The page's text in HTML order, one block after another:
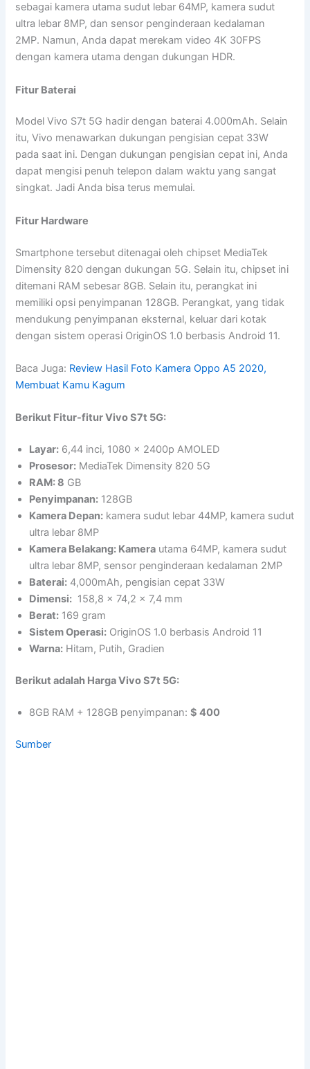
sebagai kamera utama sudut lebar 64MP, kamera sudut
ultra lebar 8MP, dan sensor penginderaan kedalaman
2MP. Namun, Anda dapat merekam video 4K 30FPS
dengan kamera utama dengan dukungan HDR.
Fitur Baterai
Model Vivo S7t 5G hadir dengan baterai 4.000mAh. Selain
itu, Vivo menawarkan dukungan pengisian cepat 33W
pada saat ini. Dengan dukungan pengisian cepat ini, Anda
dapat mengisi penuh telepon dalam waktu yang sangat
singkat. Jadi Anda bisa terus memulai.
Fitur Hardware
Smartphone tersebut ditenagai oleh chipset MediaTek
Dimensity 820 dengan dukungan 5G. Selain itu, chipset ini
ditemani RAM sebesar 8GB. Selain itu, perangkat ini
memiliki opsi penyimpanan 128GB. Perangkat, yang tidak
mendukung penyimpanan eksternal, keluar dari kotak
dengan sistem operasi OriginOS 1.0 berbasis Android 11.
Baca Juga: Review Hasil Foto Kamera Oppo A5 2020,
Membuat Kamu Kagum
Berikut Fitur-fitur Vivo S7t 5G:
Layar: 6,44 inci, 1080 x 2400p AMOLED
Prosesor: MediaTek Dimensity 820 5G
RAM: 8 GB
Penyimpanan: 128GB
Kamera Depan: kamera sudut lebar 44MP, kamera sudut
ultra lebar 8MP
Kamera Belakang: Kamera utama 64MP, kamera sudut
ultra lebar 8MP, sensor penginderaan kedalaman 2MP
Baterai: 4,000mAh, pengisian cepat 33W
Dimensi: 158,8 x 74,2 x 7,4 mm
Berat: 169 gram
Sistem Operasi: OriginOS 1.0 berbasis Android 11
Warna: Hitam, Putih, Gradien
Berikut adalah Harga Vivo S7t 5G:
8GB RAM + 128GB penyimpanan:$ 400
Sumber